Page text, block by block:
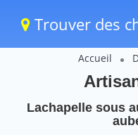
Trouver des
Accueil
Lachapelle sous